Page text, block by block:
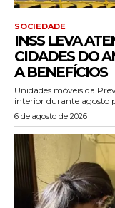
SOCIEDADE
INSS LEVA
CIDADES DO
A BENEFÍCIOS
Unidades móveis da
interior durante agosto
6 de agosto de 2026